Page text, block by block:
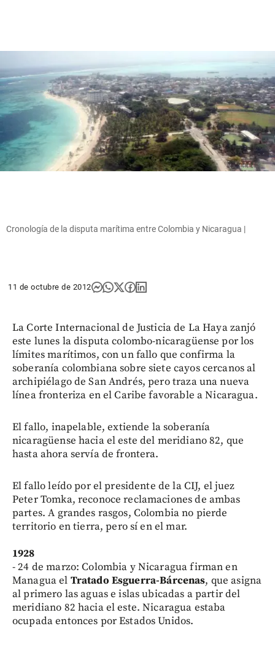
Cronología de la disputa marítima entre Colombia y Nicaragua |
11 de octubre de 2012
La Corte Internacional de Justicia de La Haya zanjó
este lunes la disputa colombo-nicaragüense por los
límites marítimos, con un fallo que confirma la
soberanía colombiana sobre siete cayos cercanos al
archipiélago de San Andrés, pero traza una nueva
línea fronteriza en el Caribe favorable a Nicaragua.
El fallo, inapelable, extiende la soberanía
nicaragüense hacia el este del meridiano 82, que
hasta ahora servía de frontera.
El fallo leído por el presidente de la CIJ, el juez
Peter Tomka, reconoce reclamaciones de ambas
partes. A grandes rasgos, Colombia no pierde
territorio en tierra, pero sí en el mar.
1928
- 24 de marzo: Colombia y Nicaragua firman en
Managua el Tratado Esguerra-Bárcenas, que asigna
al primero las aguas e islas ubicadas a partir del
meridiano 82 hacia el este. Nicaragua estaba
ocupada entonces por Estados Unidos.